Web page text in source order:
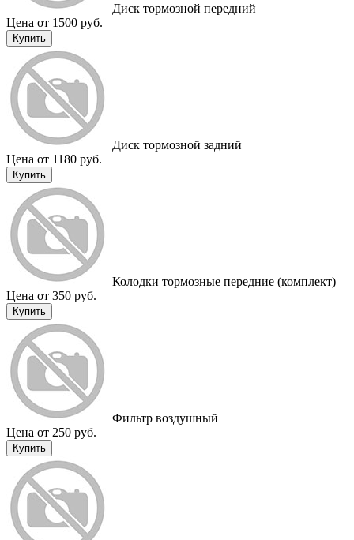
Диск тормозной передний
Цена от 1500 руб.
Купить
Диск тормозной задний
Цена от 1180 руб.
Купить
Колодки тормозные передние (комплект)
Цена от 350 руб.
Купить
Фильтр воздушный
Цена от 250 руб.
Купить